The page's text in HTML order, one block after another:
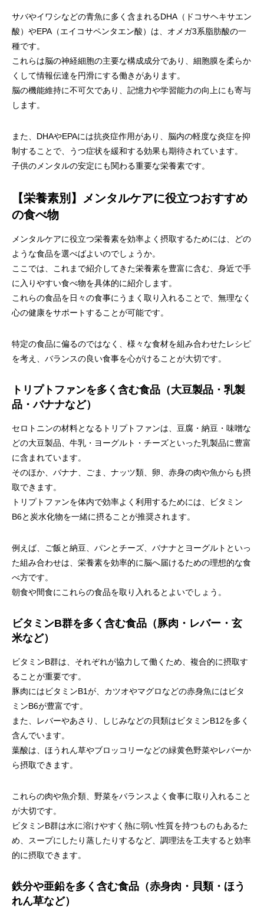
サバやイワシなどの青魚に多く含まれるDHA（ドコサヘキサエン
酸）やEPA（エイコサペンタエン酸）は、オメガ3系脂肪酸の一
種です。
これらは脳の神経細胞の主要な構成成分であり、細胞膜を柔らか
くして情報伝達を円滑にする働きがあります。
脳の機能維持に不可欠であり、記憶力や学習能力の向上にも寄与
します。
また、DHAやEPAには抗炎症作用があり、脳内の軽度な炎症を抑
制することで、うつ症状を緩和する効果も期待されています。
子供のメンタルの安定にも関わる重要な栄養素です。
【栄養素別】メンタルケアに役立つおすすめ
の食べ物
メンタルケアに役立つ栄養素を効率よく摂取するためには、どの
ような食品を選べばよいのでしょうか。
ここでは、これまで紹介してきた栄養素を豊富に含む、身近で手
に入りやすい食べ物を具体的に紹介します。
これらの食品を日々の食事にうまく取り入れることで、無理なく
心の健康をサポートすることが可能です。
特定の食品に偏るのではなく、様々な食材を組み合わせたレシピ
を考え、バランスの良い食事を心がけることが大切です。
トリプトファンを多く含む食品（大豆製品・乳製
品・バナナなど）
セロトニンの材料となるトリプトファンは、豆腐・納豆・味噌な
どの大豆製品、牛乳・ヨーグルト・チーズといった乳製品に豊富
に含まれています。
そのほか、バナナ、ごま、ナッツ類、卵、赤身の肉や魚からも摂
取できます。
トリプトファンを体内で効率よく利用するためには、ビタミン
B6と炭水化物を一緒に摂ることが推奨されます。
例えば、ご飯と納豆、パンとチーズ、バナナとヨーグルトといっ
た組み合わせは、栄養素を効率的に脳へ届けるための理想的な食
べ方です。
朝食や間食にこれらの食品を取り入れるとよいでしょう。
ビタミンB群を多く含む食品（豚肉・レバー・玄
米など）
ビタミンB群は、それぞれが協力して働くため、複合的に摂取す
ることが重要です。
豚肉にはビタミンB1が、カツオやマグロなどの赤身魚にはビタ
ミンB6が豊富です。
また、レバーやあさり、しじみなどの貝類はビタミンB12を多く
含んでいます。
葉酸は、ほうれん草やブロッコリーなどの緑黄色野菜やレバーか
ら摂取できます。
これらの肉や魚介類、野菜をバランスよく食事に取り入れること
が大切です。
ビタミンB群は水に溶けやすく熱に弱い性質を持つものもあるた
め、スープにしたり蒸したりするなど、調理法を工夫すると効率
的に摂取できます。
鉄分や亜鉛を多く含む食品（赤身肉・貝類・ほう
れん草など）